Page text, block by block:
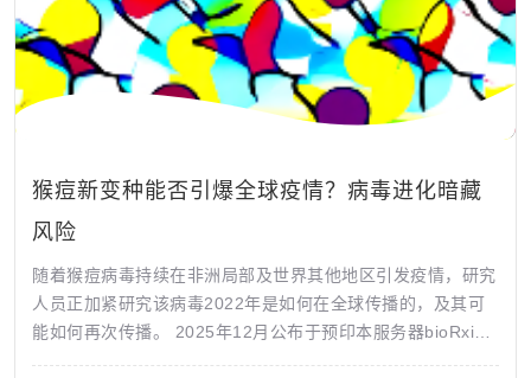
猴痘新变种能否引爆全球疫情？病毒进化暗藏
风险
随着猴痘病毒持续在非洲局部及世界其他地区引发疫情，研究
人员正加紧研究该病毒2022年是如何在全球传播的，及其可
能如何再次传播。 2025年12月公布于预印本服务器bioRxiv